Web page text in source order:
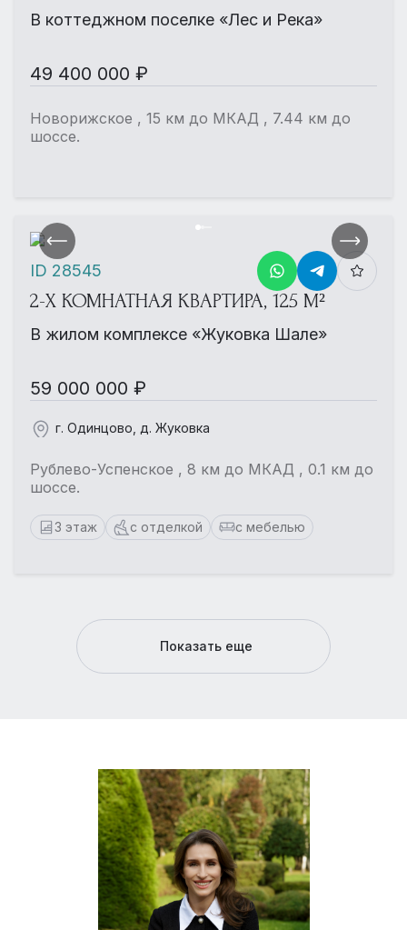
В коттеджном поселке «Лес и Река»
49 400 000 ₽
Новорижское , 15 км до МКАД , 7.44 км до
шоссе.
2-Х КОМНАТНАЯ КВАРТИРА, 125 М²
В жилом комплексе «Жуковка Шале»
59 000 000 ₽
г. Одинцово, д. Жуковка
Рублево-Успенское , 8 км до МКАД , 0.1 км до
шоссе.
3 этаж с отделкой с мебелью
ID 28545
Показать еще